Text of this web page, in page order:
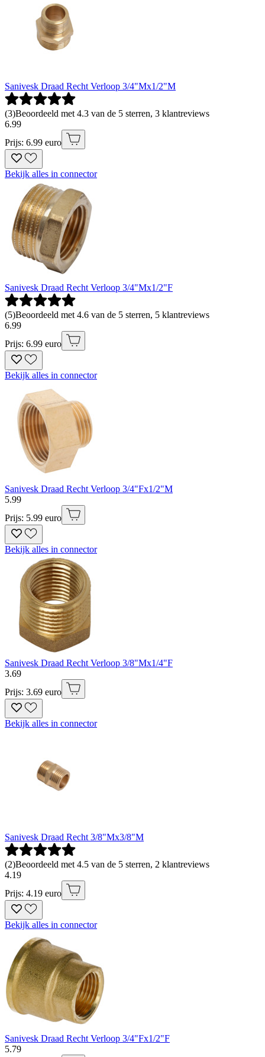
Sanivesk Draad Recht Verloop 3/4"Mx1/2"M
(3)Beoordeeld met 4.3 van de 5 sterren, 3 klantreviews
6.99
Prijs: 6.99 euro
Bekijk alles in connector
Sanivesk Draad Recht Verloop 3/4"Mx1/2"F
(5)Beoordeeld met 4.6 van de 5 sterren, 5 klantreviews
6.99
Prijs: 6.99 euro
Bekijk alles in connector
Sanivesk Draad Recht Verloop 3/4"Fx1/2"M
5.99
Prijs: 5.99 euro
Bekijk alles in connector
Sanivesk Draad Recht Verloop 3/8"Mx1/4"F
3.69
Prijs: 3.69 euro
Bekijk alles in connector
Sanivesk Draad Recht 3/8"Mx3/8"M
(2)Beoordeeld met 4.5 van de 5 sterren, 2 klantreviews
4.19
Prijs: 4.19 euro
Bekijk alles in connector
Sanivesk Draad Recht Verloop 3/4"Fx1/2"F
5.79